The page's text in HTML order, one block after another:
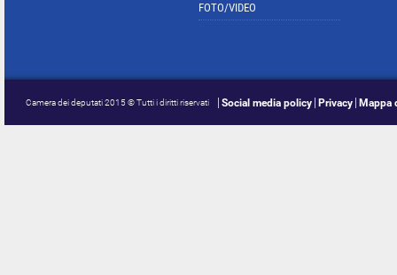
FOTO/VIDEO
Camera dei deputati 2015 © Tutti i diritti riservati Social media policy Privacy Mappa